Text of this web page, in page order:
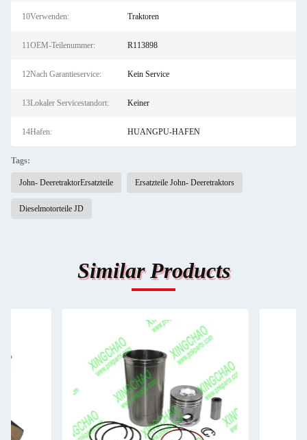
10Verwenden: Traktoren
11OEM-Teilenummer: R113898
12Nach Garantieservice: Kein Service
13Lokaler Servicestandort: Keiner
14Hafen: HUANGPU-HAFEN
Tags:
John- DeeretraktorErsatzteile Ersatzteile John- Deeretraktors
Dieselmotorteile JD
Similar Products